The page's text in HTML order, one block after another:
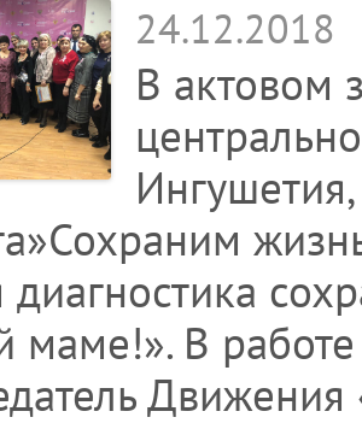
24.12.2018
В актовом
диагностика
маме!». В